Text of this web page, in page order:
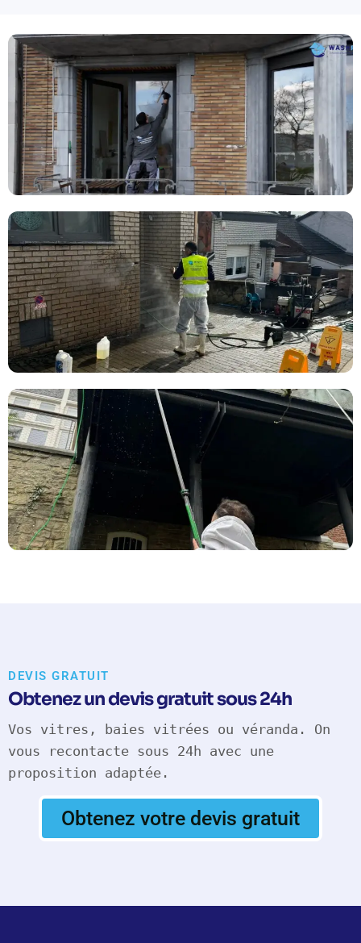
DEVIS GRATUIT
Obtenez un devis gratuit sous 24h
Vos vitres, baies vitrées ou véranda. On
vous recontacte sous 24h avec une
proposition adaptée.
Obtenez votre devis gratuit